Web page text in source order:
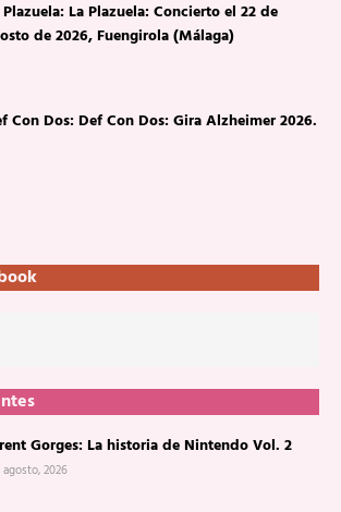
La Plazuela: Concierto el 22 de
de 2026, Fuengirola (Málaga)
Con Dos: Def Con Dos: Gira Alzheimer 2026.
Gorges: La historia de Nintendo Vol. 2
2026